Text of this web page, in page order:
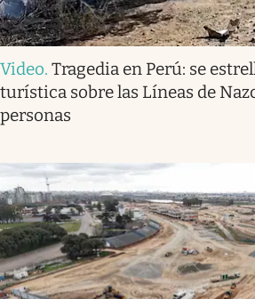
Video. Tragedia en Perú: se
turística sobre las Líneas de
personas